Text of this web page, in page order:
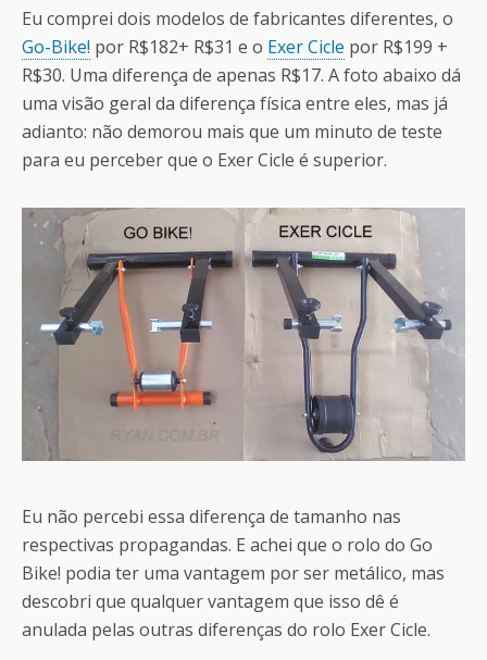
Eu comprei dois modelos de fabricantes diferentes, o
Go-Bike! por R$182+ R$31 e o Exer Cicle por R$199 +
R$30. Uma diferença de apenas R$17. A foto abaixo dá
uma visão geral da diferença física entre eles, mas já
adianto: não demorou mais que um minuto de teste
para eu perceber que o Exer Cicle é superior.
Eu não percebi essa diferença de tamanho nas
respectivas propagandas. E achei que o rolo do Go
Bike! podia ter uma vantagem por ser metálico, mas
descobri que qualquer vantagem que isso dê é
anulada pelas outras diferenças do rolo Exer Cicle.